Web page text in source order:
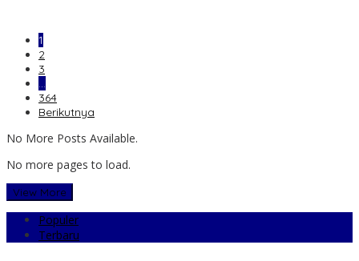
1
2
3
…
364
Berikutnya
No More Posts Available.
No more pages to load.
View More
Populer
Terbaru